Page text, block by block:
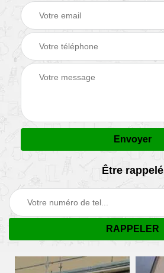
Être rappelé